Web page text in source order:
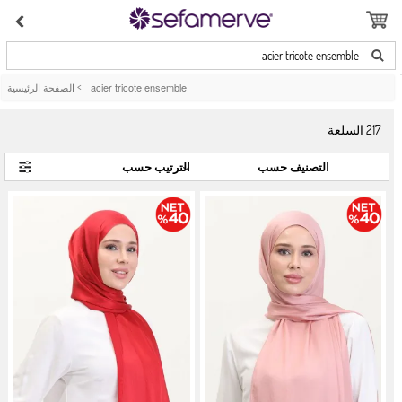
acier tricote ensemble
الصفحة الرئيسية > acier tricote ensemble
217السلعة
التصنيف حسب